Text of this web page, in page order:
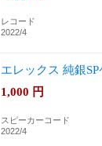
レコード
2022/4
エレックス 純銀
1,000 円
スピーカーコード
2022/4